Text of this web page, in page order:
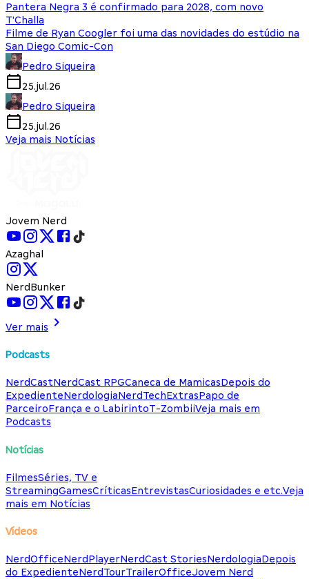
Pantera Negra 3 é confirmado para 2028, com novo
T'Challa
Filme de Ryan Coogler foi uma das novidades do estúdio na
San Diego Comic-Con
Pedro Siqueira
25.jul.26
Pedro Siqueira
25.jul.26
Veja mais Notícias
Jovem Nerd
Azaghal
NerdBunker
Ver mais
Podcasts
NerdCastNerdCast RPGCaneca de MamicasDepois do
ExpedienteNerdologiaNerdTechExtrasPapo de
ParceiroFrança e o LabirintoT-ZombiiVeja mais em
Podcasts
Notícias
FilmesSéries, TV e
StreamingGamesCríticasEntrevistasCuriosidades e etc.Veja
mais em Notícias
Vídeos
NerdOfficeNerdPlayerNerdCast StoriesNerdologiaDepois
do ExpedienteNerdTourTrailerOfficeJovem Nerd